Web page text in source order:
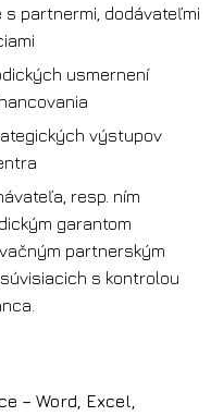
s partnermi, dodávateľmi
usmernení
výstupov
resp. ním
garantom
partnerským
s kontrolou
– Word, Excel,